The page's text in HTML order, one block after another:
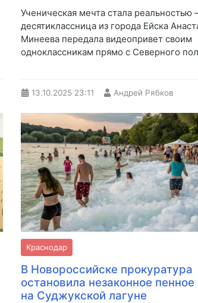
Ученическая мечта стала реальностью
десятиклассница из города Ейска
Минеева передала видеопривет своим
одноклассникам прямо с Северного
13.10.2025 23:11 Андрей Рябков
Краснодар
В Новороссийске прокуратура
остановила незаконное
на Суджукской лагуне